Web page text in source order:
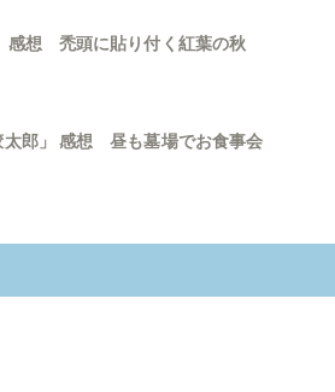
感想 禿頭に貼り付く紅葉の秋
太郎」 感想 昼も墓場でお食事会